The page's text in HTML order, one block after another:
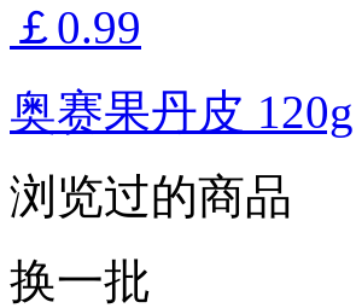
￡0.99
奥赛果丹皮 120g
浏览过的商品
换一批